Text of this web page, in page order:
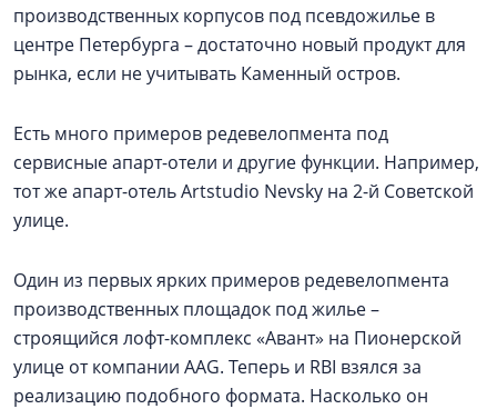
производственных корпусов под псевдожилье в
центре Петербурга – достаточно новый продукт для
рынка, если не учитывать Каменный остров.
Есть много примеров редевелопмента под
сервисные апарт-отели и другие функции. Например,
тот же апарт-отель Artstudio Nevsky на 2-й Советской
улице.
Один из первых ярких примеров редевелопмента
производственных площадок под жилье –
строящийся лофт-комплекс «Авант» на Пионерской
улице от компании AAG. Теперь и RBI взялся за
реализацию подобного формата. Насколько он